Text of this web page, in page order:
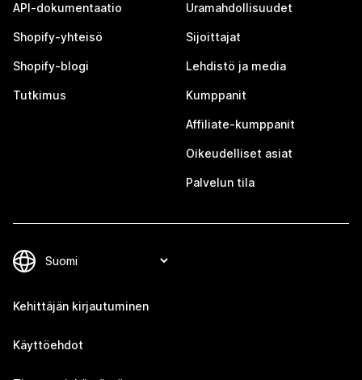
API-dokumentaatio
Shopify-yhteisö
Shopify-blogi
Tutkimus
Uramahdollisuudet
Sijoittajat
Lehdistö ja media
Kumppanit
Affiliate-kumppanit
Oikeudelliset asiat
Palvelun tila
Kehittäjän kirjautuminen
Käyttöehdot